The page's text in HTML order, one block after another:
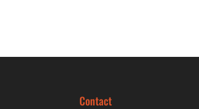
Contact